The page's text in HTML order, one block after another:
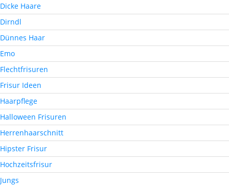
Dicke Haare
Dirndl
Dünnes Haar
Emo
Flechtfrisuren
Frisur Ideen
Haarpflege
Halloween Frisuren
Herrenhaarschnitt
Hipster Frisur
Hochzeitsfrisur
Jungs